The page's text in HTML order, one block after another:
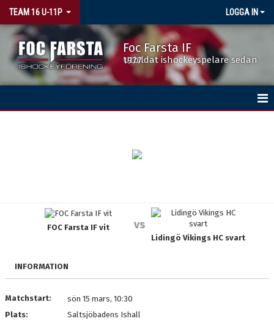
TEAM 16 U-11P LOGGA IN
Foc Farsta IF
Utbildat ishockeyspelare sedan 1977
DOKUMENT
FOC Farsta IF vit vs
Lidingö Vikings HC svart
INFORMATION
Matchstart:
sön 15 mars, 10:30
Plats:
Saltsjöbadens Ishall